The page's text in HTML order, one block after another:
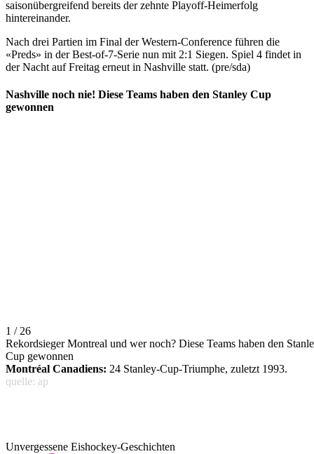
saisonübergreifend bereits der zehnte Playoff-Heimerfolg
hintereinander.
Nach drei Partien im Final der Western-Conference führen die
«Preds» in der Best-of-7-Serie nun mit 2:1 Siegen. Spiel 4 findet in
der Nacht auf Freitag erneut in Nashville statt. (pre/sda)
Nashville noch nie! Diese Teams haben den Stanley Cup
gewonnen
1 / 26
Rekordsieger Montreal und wer noch? Diese Teams haben den
Cup gewonnen
Montréal Canadiens: 24 Stanley-Cup-Triumphe, zuletzt 1993.
quelle: ap
Unvergessene Eishockey-Geschichten